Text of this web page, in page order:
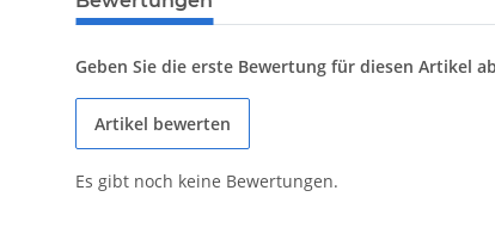
Geben Sie die erste Bewertung für diesen Artikel
Artikel bewerten
Es gibt noch keine Bewertungen.